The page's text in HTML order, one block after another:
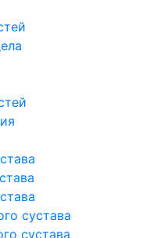
сустава
сустава